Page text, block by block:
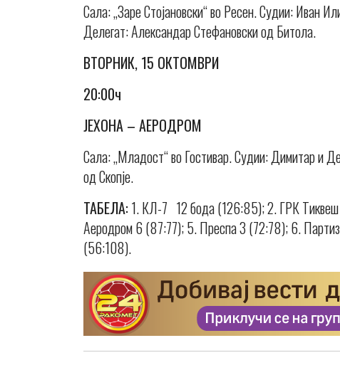
Сала: „Заре Стојановски“ во Ресен. Судии: Иван
Делегат: Александар Стефановски од Битола.
ВТОРНИК, 15 ОКТОМВРИ
20:00ч
ЈЕХОНА – АЕРОДРОМ
Сала: „Младост“ во Гостивар. Судии: Димитар и
од Скопје.
ТАБЕЛА:1. КЛ-7 12 бода (126:85); 2. ГРК
Аеродром 6 (87:77); 5. Преспа 3 (72:78); 6.
(56:108).